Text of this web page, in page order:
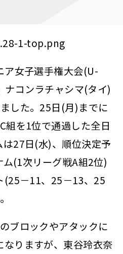
ア女子選手権大会(U-
コンラチャシマ(タイ)
した。25日(月)までに
組を1位で通過した全日
27日(水)、順位決定予
(1次リーグ戦A組2位)
(25－11、25－13、25
ブロックやアタックに
りますが、東谷玲衣奈